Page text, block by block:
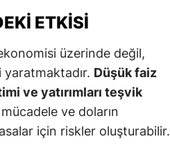
ETKISI
üzerinde değil,
Düşük faiz
ve yatırımları teşvik
ve doların
için riskler oluşturabilir.